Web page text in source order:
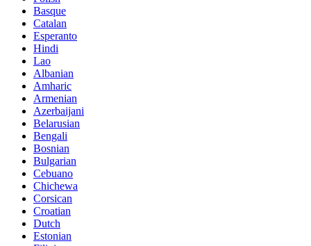
Basque
Catalan
Esperanto
Hindi
Lao
Albanian
Amharic
Armenian
Azerbaijani
Belarusian
Bengali
Bosnian
Bulgarian
Cebuano
Chichewa
Corsican
Croatian
Dutch
Estonian